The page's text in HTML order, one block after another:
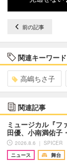
前の記事
関連キーワード
高嶋ちさ子
関連記事
ミュージカル『
田優、小南満佑子
2026.8.6 ｜ SPICER
ニュース
舞台